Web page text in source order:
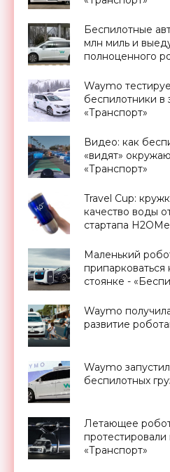
Беспилотные
млн миль и
полноценного
Waymo
беспилотники в
«Транспорт»
Видео: как
«видят»
«Транспорт»
Travel Cup:
качество воды
стартапа
Маленький
стоянке -
Waymo
развитие
Waymo
беспилотных
Летающее
«Транспорт»